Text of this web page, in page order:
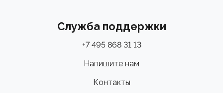
Служба поддержки
+7 495 868 31 13
Напишите нам
Контакты